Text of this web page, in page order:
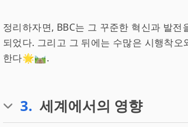
정리하자면, BBC는 그 꾸준한 혁신과 발
되었다. 그리고 그 뒤에는 수많은 시행착
한다🌟🛤️.
3. 세계에서의 영향